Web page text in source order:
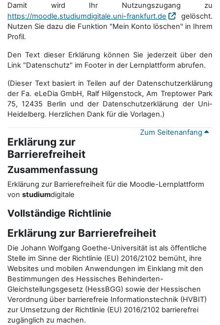
Damit wird Ihr Nutzungszugang zu
https://moodle.studiumdigitale.uni-frankfurt.de
gelöscht.
Nutzen Sie dazu die Funktion "Mein Konto löschen" in Ihrem
Profil.
Den Text dieser Erklärung können Sie jederzeit über den
Link "Datenschutz" im Footer in der Lernplattform abrufen.
(Dieser Text basiert in Teilen auf der Datenschutzerklärung
der Fa. eLeDia GmbH, Ralf Hilgenstock, Am Treptower Park
75, 12435 Berlin und der Datenschutzerklärung der Uni-
Heidelberg. Herzlichen Dank für die Vorlagen.)
Zum Seitenanfang
Erklärung zur
Barrierefreiheit
Zusammenfassung
Erklärung zur Barrierefreiheit für die Moodle-Lernplattform
von studiumdigitale
Vollständige Richtlinie
Erklärung zur Barrierefreiheit
Die Johann Wolfgang Goethe-Universität ist als öffentliche
Stelle im Sinne der Richtlinie (EU) 2016/2102 bemüht, ihre
Websites und mobilen Anwendungen im Einklang mit den
Bestimmungen des Hessisches Behinderten-
Gleichstellungsgesetz (HessBGG) sowie der Hessischen
Verordnung über barrierefreie Informationstechnik (HVBIT)
zur Umsetzung der Richtlinie (EU) 2016/2102 barrierefrei
zugänglich zu machen.